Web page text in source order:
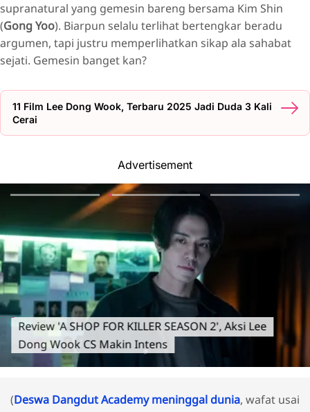
supranatural yang gemesin bareng bersama Kim Shin
(Gong Yoo). Biarpun selalu terlihat bertengkar beradu
argumen, tapi justru memperlihatkan sikap ala sahabat
sejati. Gemesin banget kan?
11 Film Lee Dong Wook, Terbaru 2025 Jadi Duda 3 Kali
Cerai
Advertisement
Review 'A SHOP FOR KILLER SEASON 2', Aksi Lee
Dong Wook CS Makin Intens
(Deswa Dangdut Academy meninggal dunia, wafat usai